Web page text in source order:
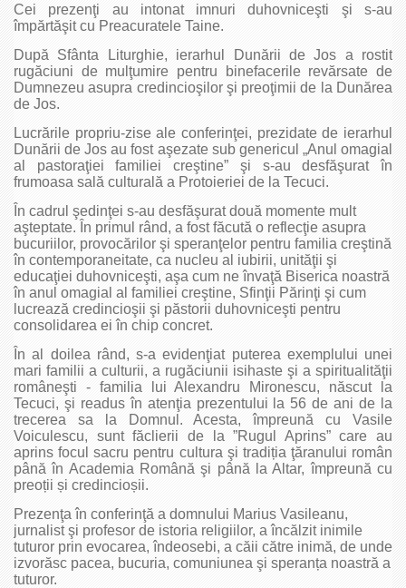
Cei prezenţi au intonat imnuri duhovniceşti şi s-au
împărtăşit cu Preacuratele Taine.
După Sfânta Liturghie, ierarhul Dunării de Jos a rostit
rugăciuni de mulţumire pentru binefacerile revărsate de
Dumnezeu asupra credincioşilor şi preoţimii de la Dunărea
de Jos.
Lucrările propriu-zise ale conferinţei, prezidate de ierarhul
Dunării de Jos au fost aşezate sub genericul „Anul omagial
al pastoraţiei familiei creştine” şi s-au desfăşurat în
frumoasa sală culturală a Protoieriei de la Tecuci.
În cadrul şedinţei s-au desfăşurat două momente mult
aşteptate. În primul rând, a fost făcută o reflecţie asupra
bucuriilor, provocărilor şi speranţelor pentru familia creştină
în contemporaneitate, ca nucleu al iubirii, unităţii şi
educaţiei duhovniceşti, aşa cum ne învaţă Biserica noastră
în anul omagial al familiei creştine, Sfinţii Părinţi şi cum
lucrează credincioşii şi păstorii duhovniceşti pentru
consolidarea ei în chip concret.
În al doilea rând, s-a evidenţiat puterea exemplului unei
mari familii a culturii, a rugăciunii isihaste şi a spiritualităţii
româneşti - familia lui Alexandru Mironescu, născut la
Tecuci, şi readus în atenţia prezentului la 56 de ani de la
trecerea sa la Domnul. Acesta, împreună cu Vasile
Voiculescu, sunt făclierii de la ”Rugul Aprins” care au
aprins focul sacru pentru cultura şi tradiția ţăranului român
până în Academia Română şi până la Altar, împreună cu
preoții și credincioșii.
Prezenţa în conferinţă a domnului Marius Vasileanu,
jurnalist şi profesor de istoria religiilor, a încălzit inimile
tuturor prin evocarea, îndeosebi, a căii către inimă, de unde
izvorăsc pacea, bucuria, comuniunea şi speranța noastră a
tuturor.